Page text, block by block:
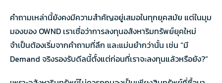
คำถามเหล่านี้ยังคงมีความสำคัญอยู่เสมอในทุกยุคสมัย แต่ในมุม
มองของ OWND เราเชื่อว่าการลงทุนอสังหาริมทรัพย์ยุคใหม่
จำเป็นต้องเริ่มจากคำถามที่ลึก และแม่นยำกว่านั้น เช่น “มี
Demand จริงรองรับดีลนี้ตั้งแต่ก่อนที่เราจะลงทุนแล้วหรือยัง?”